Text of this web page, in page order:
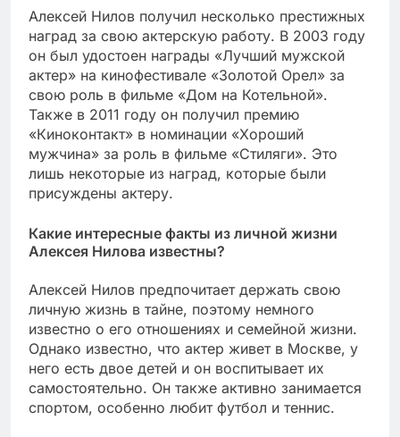
Алексей Нилов получил несколько престижных
наград за свою актерскую работу. В 2003 году
он был удостоен награды «Лучший мужской
актер» на кинофестивале «Золотой Орел» за
свою роль в фильме «Дом на Котельной».
Также в 2011 году он получил премию
«Киноконтакт» в номинации «Хороший
мужчина» за роль в фильме «Стиляги». Это
лишь некоторые из наград, которые были
присуждены актеру.
Какие интересные факты из личной жизни
Алексея Нилова известны?
Алексей Нилов предпочитает держать свою
личную жизнь в тайне, поэтому немного
известно о его отношениях и семейной жизни.
Однако известно, что актер живет в Москве, у
него есть двое детей и он воспитывает их
самостоятельно. Он также активно занимается
спортом, особенно любит футбол и теннис.